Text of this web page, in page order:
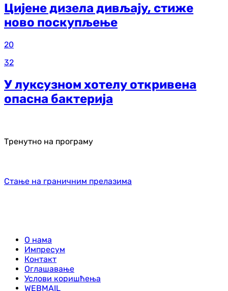
Цијене дизела дивљају, стиже
ново поскупљење
20
32
У луксузном хотелу откривена
опасна бактерија
Тренутно на програму
Стање на граничним прелазима
О нама
Импресум
Контакт
Оглашавање
Услови коришћења
WEBMAIL